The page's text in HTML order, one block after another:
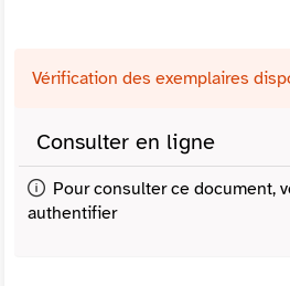
Vérification des exemplaires
Consulter en ligne
Pour consulter ce document,
authentifier